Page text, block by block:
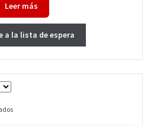
Leer más
a la lista de espera